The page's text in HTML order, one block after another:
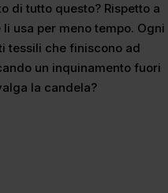
di tutto questo? Rispetto a
usa per meno tempo. Ogni
tessili che finiscono ad
un inquinamento fuori
la candela?